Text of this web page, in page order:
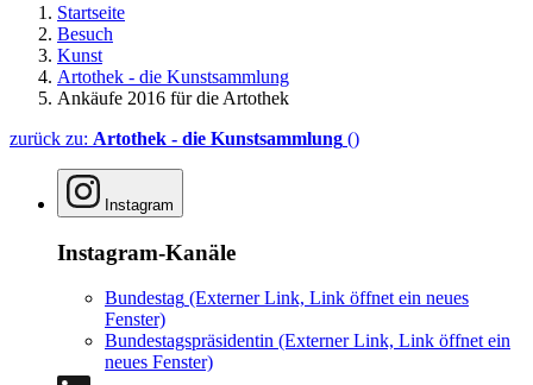
Startseite
Besuch
Kunst
Artothek - die Kunstsammlung
Ankäufe 2016 für die Artothek
zurück zu: Artothek - die Kunstsammlung ()
Instagram
Instagram-Kanäle
Bundestag (Externer Link, Link öffnet ein neues
Fenster)
Bundestagspräsidentin (Externer Link, Link öffnet ein
neues Fenster)